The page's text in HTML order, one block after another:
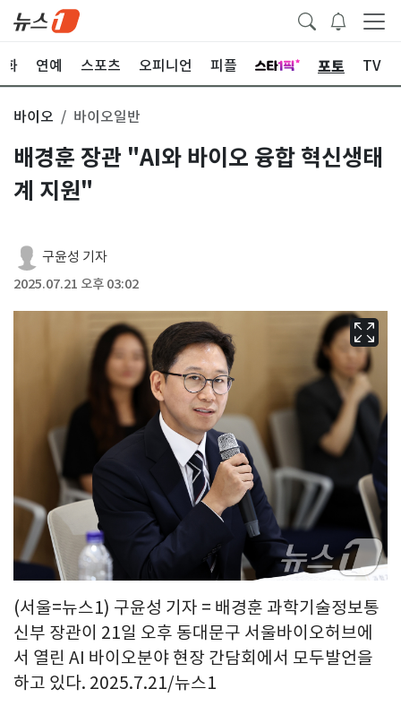
화 연예 스포츠 오피니언 피플 포토 TV
바이오 바이오일반
배경훈 장관 "AI와 바이오 융합 혁신생태
계 지원"
구윤성 기자
2025.07.21 오후 03:02
(서울=뉴스1) 구윤성 기자 = 배경훈 과학기술정보통
신부 장관이 21일 오후 동대문구 서울바이오허브에
서 열린 AI 바이오분야 현장 간담회에서 모두발언을
하고 있다. 2025.7.21/뉴스1